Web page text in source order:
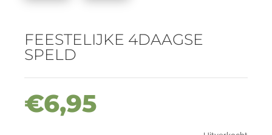
FEESTELIJKE 4DAAGSE
SPELD
€6,95